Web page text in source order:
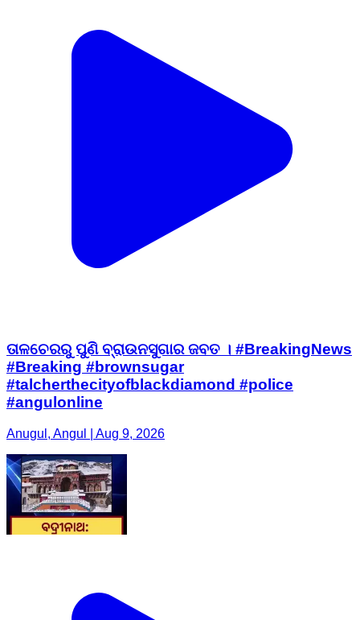
ତାଳଚେରରୁ ପୁଣି ବ୍ରାଉନସୁଗାର ଜବତ । #BreakingNews
#Breaking #brownsugar
#talcherthecityofblackdiamond #police
#angulonline
Anugul, Angul | Aug 9, 2026